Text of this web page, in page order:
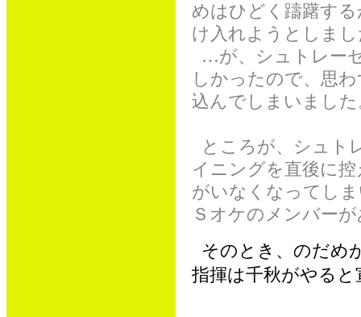
めはひどく躊躇す
け入れようとしま
…が、シュトレー
しかったので、思
込んでしまいまし
ところが、シュト
イニングを直後に
がいなくなってし
Ｓオケのメンバー
そのとき、のだめ
指揮は千秋がやる